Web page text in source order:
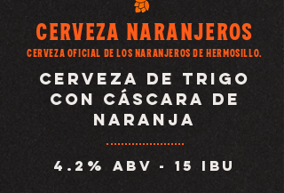
CERVEZA naranjeros
CERVEZA OFICIAL DE LOS NARANJEROS DE HERMOSILLO.
cerveza de trigo
con cáscara de
naranja
4.2% abv - 15 IBU